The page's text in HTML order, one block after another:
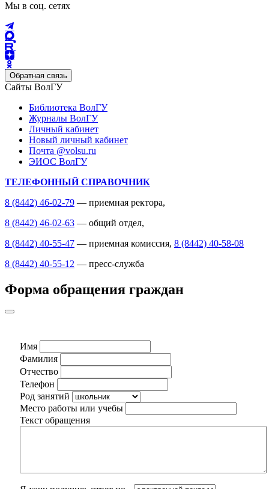
Мы в соц. сетях
Обратная связь
Сайты ВолГУ
Библиотека ВолГУ
Журналы ВолГУ
Личный кабинет
Новый личный кабинет
Почта @volsu.ru
ЭИОС ВолГУ
ТЕЛЕФОННЫЙ СПРАВОЧНИК
8 (8442) 46-02-79 — приемная ректора,
8 (8442) 46-02-63 — общий отдел,
8 (8442) 40-55-47 — приемная комиссия, 8 (8442) 40-58-08
8 (8442) 40-55-12 — пресс-служба
Форма обращения граждан
Имя
Фамилия
Отчество
Телефон
Род занятий
Место работы или учебы
Текст обращения